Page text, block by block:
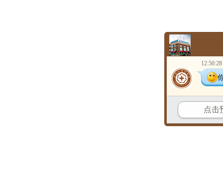
12:50:28
点击